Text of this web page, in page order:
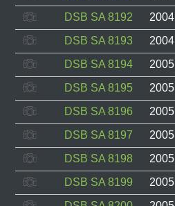
DSB SA 8192
2004
DSB SA 8193
2004
DSB SA 8194
2005
DSB SA 8195
2005
DSB SA 8196
2005
DSB SA 8197
2005
DSB SA 8198
2005
DSB SA 8199
2005